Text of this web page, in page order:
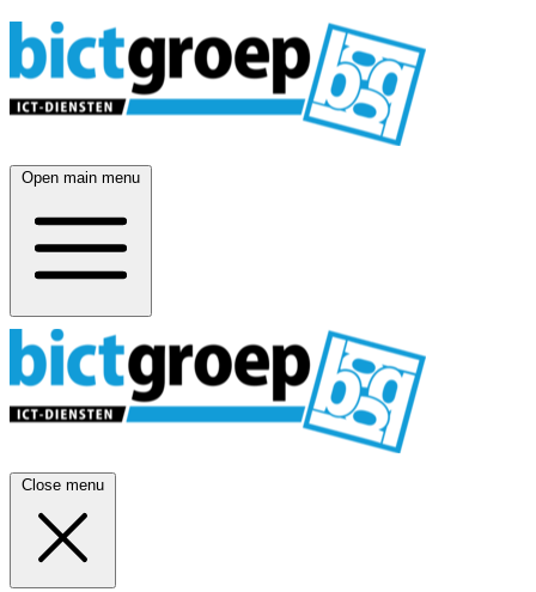
Open main menu
Close menu